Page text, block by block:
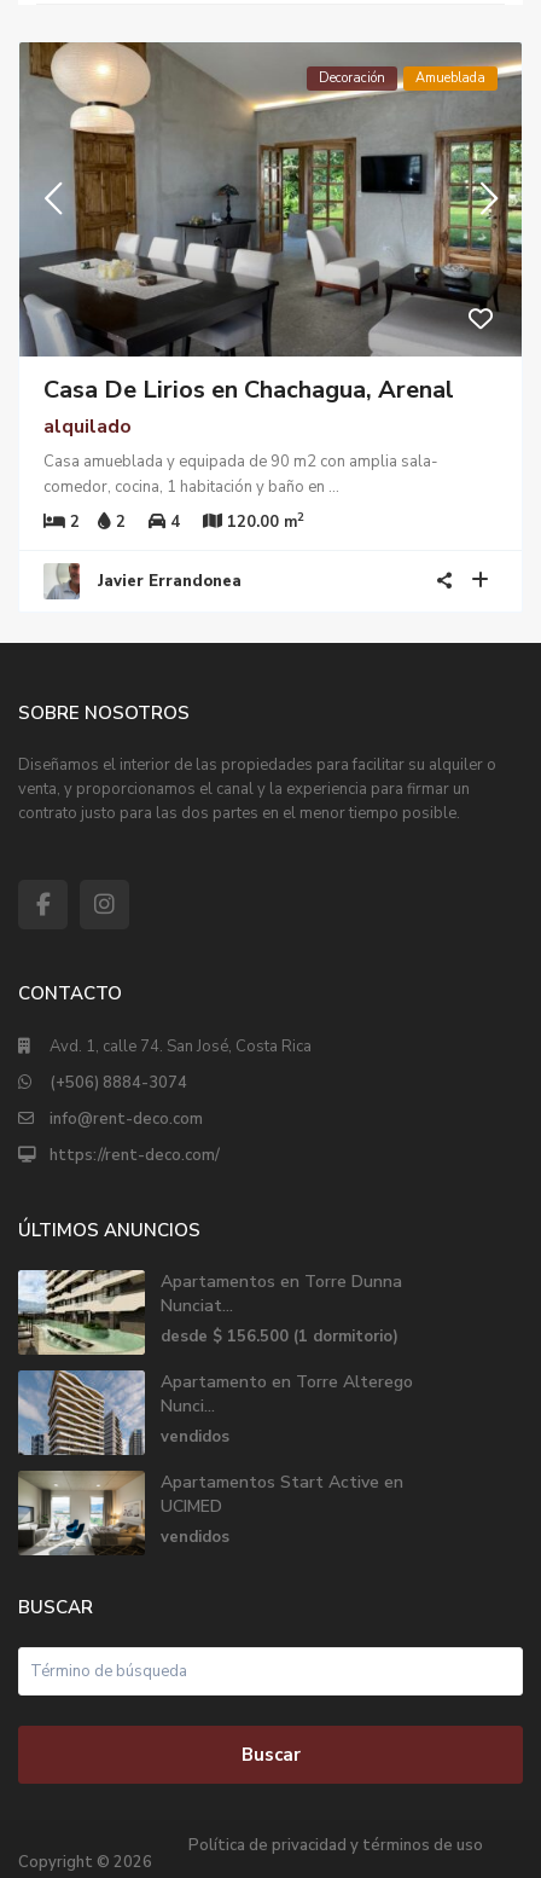
Decoración Amueblada
Casa De Lirios en Chachagua, Arenal
alquilado
Casa amueblada y equipada de 90 m2 con amplia sala-
comedor, cocina, 1 habitación y baño en ...
2
2 4 120.00 m2
Javier Errandonea
SOBRE NOSOTROS
Diseñamos el interior de las propiedades para facilitar su alquiler o
venta, y proporcionamos el canal y la experiencia para firmar un
contrato justo para las dos partes en el menor tiempo posible.
CONTACTO
Avd. 1, calle 74. San José, Costa Rica
(+506) 8884-3074
info@rent-deco.com
https://rent-deco.com/
ÚLTIMOS ANUNCIOS
Apartamentos en Torre Dunna
Nunciat...
desde $ 156.500 (1 dormitorio)
Apartamento en Torre Alterego
Nunci...
vendidos
Apartamentos Start Active en
UCIMED
vendidos
BUSCAR
Buscar
Copyright © 2026
Política de privacidad y términos de uso